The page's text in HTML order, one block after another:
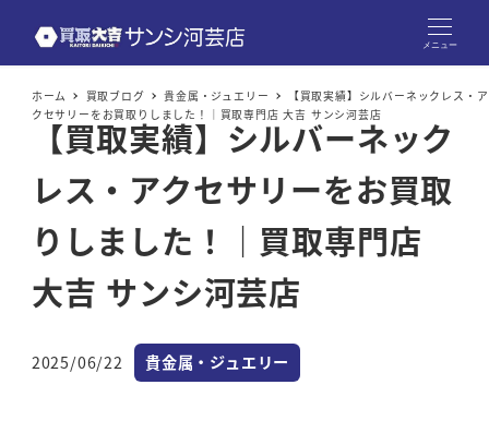
メニュー
ホーム 買取ブログ 貴金属・ジュエリー
【買取実績】シルバーネックレス・ア
クセサリーをお買取りしました！｜買取専門店 大吉 サンシ河芸店
【買取実績】シルバーネック
レス・アクセサリーをお買取
りしました！｜買取専門店
大吉 サンシ河芸店
投稿日
2025/06/22 カテゴリー
貴金属・ジュエリー